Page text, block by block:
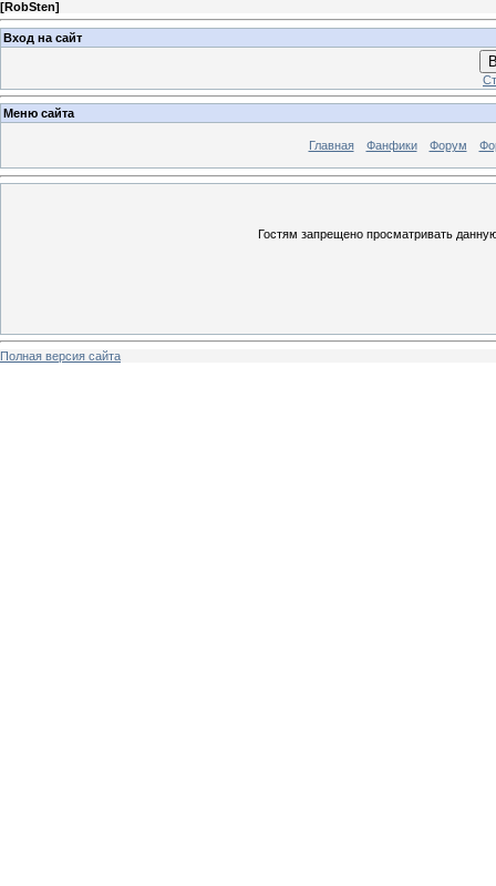
[RobSten]
Вход на сайт
Меню сайта
Главная Фанфики Форум
Гостям запрещено просматривать
Полная версия сайта